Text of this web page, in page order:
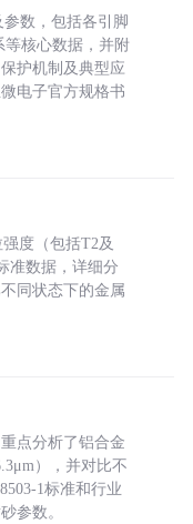
参数，包括各引脚
等核心数据，并附
护机制及典型应
电子官方规格书
度（包括T2及
准数据，详细分
同状态下的金属
点分析了铝合金
），并对比不
1标准和行业
参数。